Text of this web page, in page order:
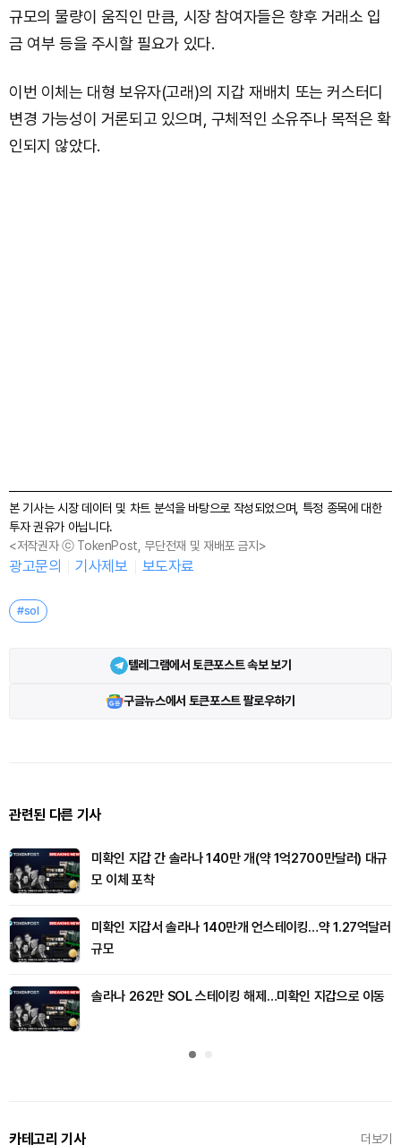
규모의 물량이 움직인 만큼, 시장 참여자들은 향후 거래소 입
금 여부 등을 주시할 필요가 있다.
이번 이체는 대형 보유자(고래)의 지갑 재배치 또는 커스터디
변경 가능성이 거론되고 있으며, 구체적인 소유주나 목적은 확
인되지 않았다.
본 기사는 시장 데이터 및 차트 분석을 바탕으로 작성되었으며, 특정 종목에 대한
투자 권유가 아닙니다.
<저작권자 ⓒ TokenPost, 무단전재 및 재배포 금지>
광고문의 기사제보 보도자료
#sol
텔레그램에서 토큰포스트 속보 보기
구글뉴스에서 토큰포스트 팔로우하기
관련된 다른 기사
미확인 지갑 간 솔라나 140만 개(약 1억2700만달러) 대규
모 이체 포착
미확인 지갑서 솔라나 140만개 언스테이킹…약 1.27억달러
규모
솔라나 262만 SOL 스테이킹 해제…미확인 지갑으로 이동
카테고리 기사 더보기